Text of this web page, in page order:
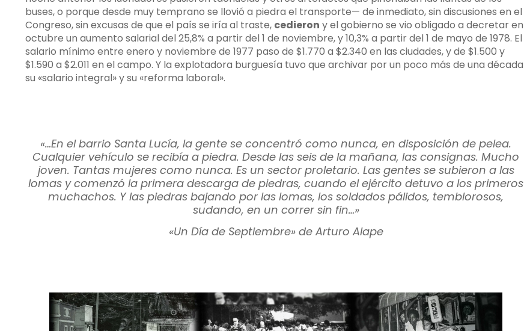
buses, o porque desde muy temprano se llovió a piedra el transporte— de inmediato, sin discusiones en el
Congreso, sin excusas de que el país se iría al traste, cedieron y el gobierno se vio obligado a decretar en
octubre un aumento salarial del 25,8% a partir del 1 de noviembre, y 10,3% a partir del 1 de mayo de 1978. El
salario mínimo entre enero y noviembre de 1977 paso de $1.770 a $2.340 en las ciudades, y de $1.500 y
$1.590 a $2.011 en el campo. Y la explotadora burguesía tuvo que archivar por un poco más de una década
su «salario integral» y su «reforma laboral».
«…En el barrio Santa Lucía, la gente se concentró como nunca, en disposición de pelea.
Cualquier vehículo se recibía a piedra. Desde las seis de la mañana, las consignas. Mucho
joven. Tantas mujeres como nunca. Es un sector proletario. Las gentes se subieron a las
lomas y comenzó la primera descarga de piedras, cuando el ejército detuvo a los primeros
muchachos. Y las piedras bajando por las lomas, los soldados pálidos, temblorosos,
sudando, en un correr sin fin…»
«Un Día de Septiembre» de Arturo Alape